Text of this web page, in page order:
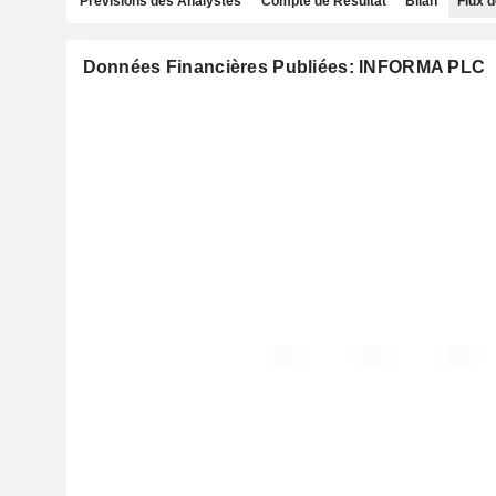
Données Financières Publiées: INFORMA PLC